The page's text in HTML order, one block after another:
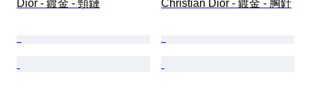
Dior - 鍍金 - 頸鏈 Christian Dior - 鍍金 - 胸針